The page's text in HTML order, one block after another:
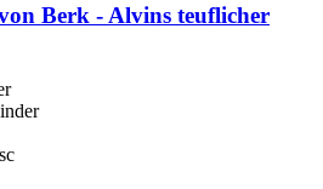
Berk - Alvins teuflicher